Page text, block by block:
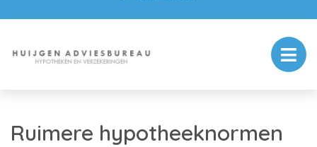
Ruimere hypotheeknormen